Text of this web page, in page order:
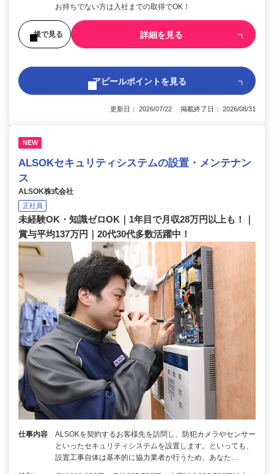
お持ちでない方は入社までの取得でOK！
後で見る 詳細を見る
アピールポイントを見る
更新日： 2026/07/22 掲載終了日： 2026/08/31
NEW
ALSOKセキュリティシステムの設置・メンテナン
ス
ALSOK株式会社
正社員
未経験OK・知識ゼロOK｜1年目で月収28万円以上も！｜
賞与平均137万円｜20代30代多数活躍中！
仕事内容
ALSOKを契約するお客様先を訪問し、防犯カメラやセンサー
といったセキュリティシステムを設置します。といっても、
設置工事自体は基本的に協力業者が行うため、あなた…